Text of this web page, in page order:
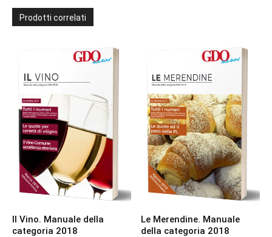
Prodotti correlati
Il Vino. Manuale della
categoria 2018
Le Merendine. Manuale
della categoria 2018